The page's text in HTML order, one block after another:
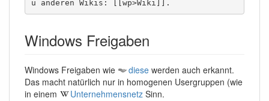
u anderen Wikis: [[wp>Wiki]].
Windows Freigaben
Windows Freigaben wie diese werden auch erkannt.
Das macht natürlich nur in homogenen Usergruppen (wie
in einem
Unternehmensnetz Sinn.